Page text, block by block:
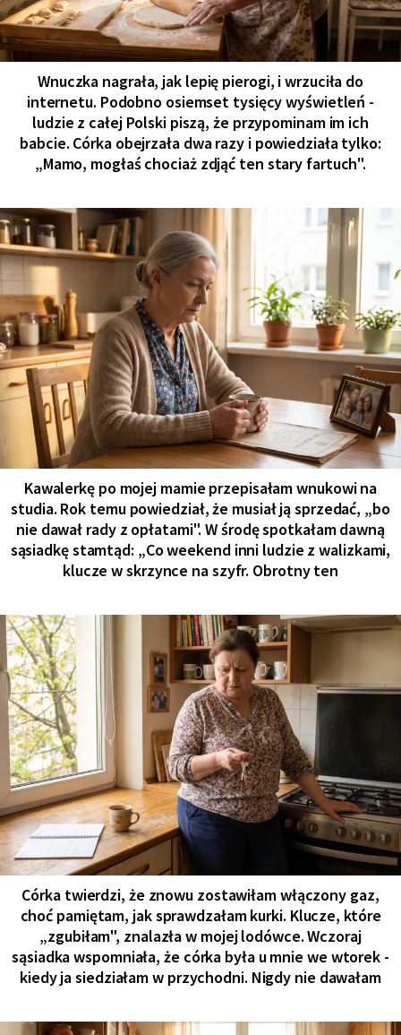
Wnuczka nagrała, jak lepię pierogi, i wrzuciła do
internetu. Podobno osiemset tysięcy wyświetleń -
ludzie z całej Polski piszą, że przypominam im ich
babcie. Córka obejrzała dwa razy i powiedziała tylko:
„Mamo, mogłaś chociaż zdjąć ten stary fartuch".
Kawalerkę po mojej mamie przepisałam wnukowi na
studia. Rok temu powiedział, że musiał ją sprzedać, „bo
nie dawał rady z opłatami". W środę spotkałam dawną
sąsiadkę stamtąd: „Co weekend inni ludzie z walizkami,
klucze w skrzynce na szyfr. Obrotny ten
Córka twierdzi, że znowu zostawiłam włączony gaz,
choć pamiętam, jak sprawdzałam kurki. Klucze, które
„zgubiłam", znalazła w mojej lodówce. Wczoraj
sąsiadka wspomniała, że córka była u mnie we wtorek -
kiedy ja siedziałam w przychodni. Nigdy nie dawałam